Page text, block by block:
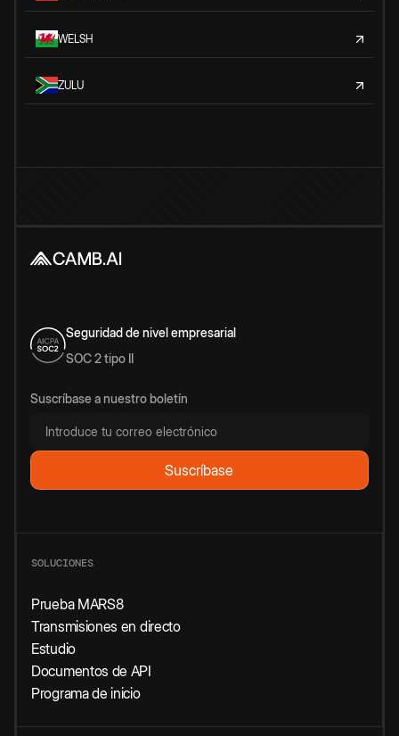
WELSH
ZULU
Seguridad de nivel empresarial
SOC 2 tipo II
Suscríbase a nuestro boletín
SOLUCIONES
Prueba MARS8
Transmisiones en directo
Estudio
Documentos de API
Programa de inicio